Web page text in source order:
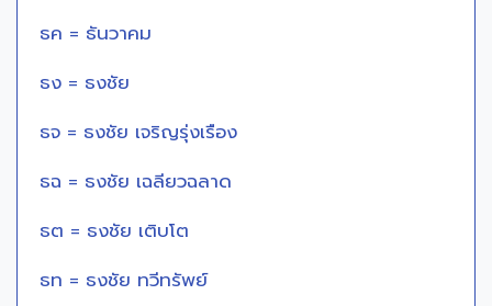
ธค = ธันวาคม
ธง = ธงชัย
ธจ = ธงชัย เจริญรุ่งเรือง
ธฉ = ธงชัย เฉลียวฉลาด
ธต = ธงชัย เติบโต
ธท = ธงชัย ทวีทรัพย์